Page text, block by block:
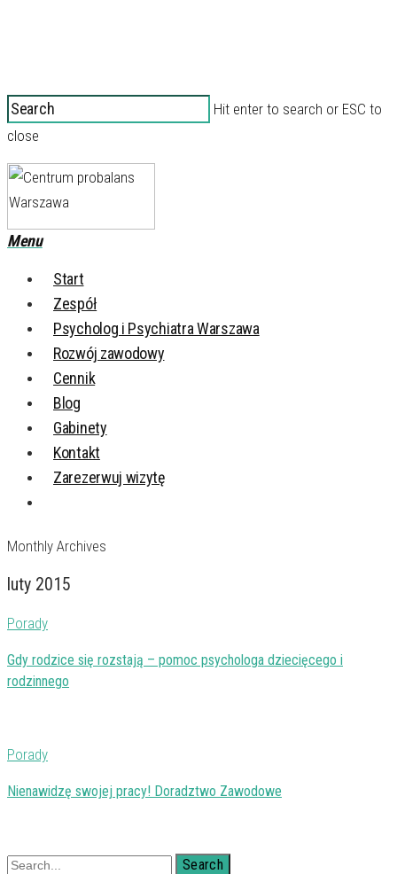
Hit enter to search or ESC to
close
Menu
Start
Zespół
Psycholog i Psychiatra Warszawa
Rozwój zawodowy
Cennik
Blog
Gabinety
Kontakt
Zarezerwuj wizytę
Monthly Archives
luty 2015
Porady
Gdy rodzice się rozstają – pomoc psychologa dziecięcego i
rodzinnego
Porady
Nienawidzę swojej pracy! Doradztwo Zawodowe
Search